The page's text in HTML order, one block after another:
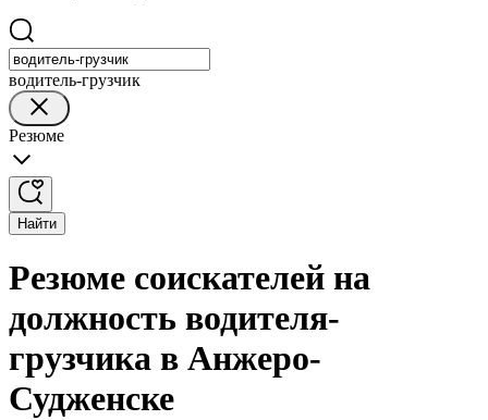
водитель-грузчик
Резюме
Найти
Резюме соискателей на
должность водителя-
грузчика в Анжеро-
Судженске